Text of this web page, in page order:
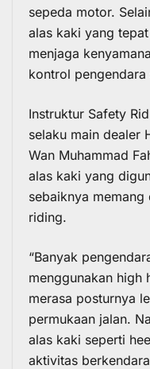
sepeda motor.
alas kaki yang
menjaga
kontrol pengendara
Instruktur Safety
selaku main dealer
Wan Muhammad
alas kaki yang
sebaiknya
riding.
“Banyak
menggunakan high
merasa posturnya
permukaan jalan.
alas kaki seperti
aktivitas